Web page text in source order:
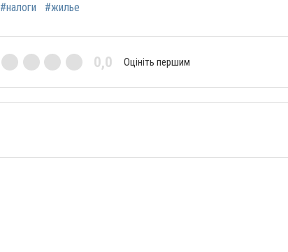
#налоги #жилье
0,0 Оцініть першим